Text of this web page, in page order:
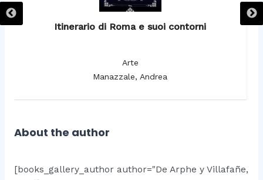
Itinerario di Roma e suoi contorni
Arte
Manazzale, Andrea
About the author
[books_gallery_author author="De Arphe y Villafañe,